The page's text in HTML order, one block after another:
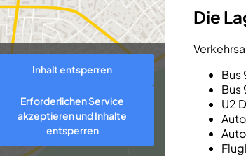
Inhalt entsperren
Erforderlichen Service
akzeptieren und Inhalte
entsperren
Die
Bus
Bus
U2